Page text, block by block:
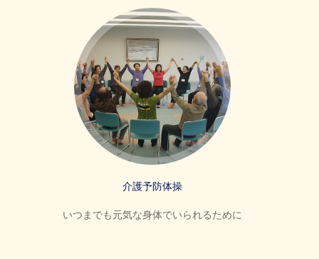
介護予防体操
いつまでも元気な身体でいられるために